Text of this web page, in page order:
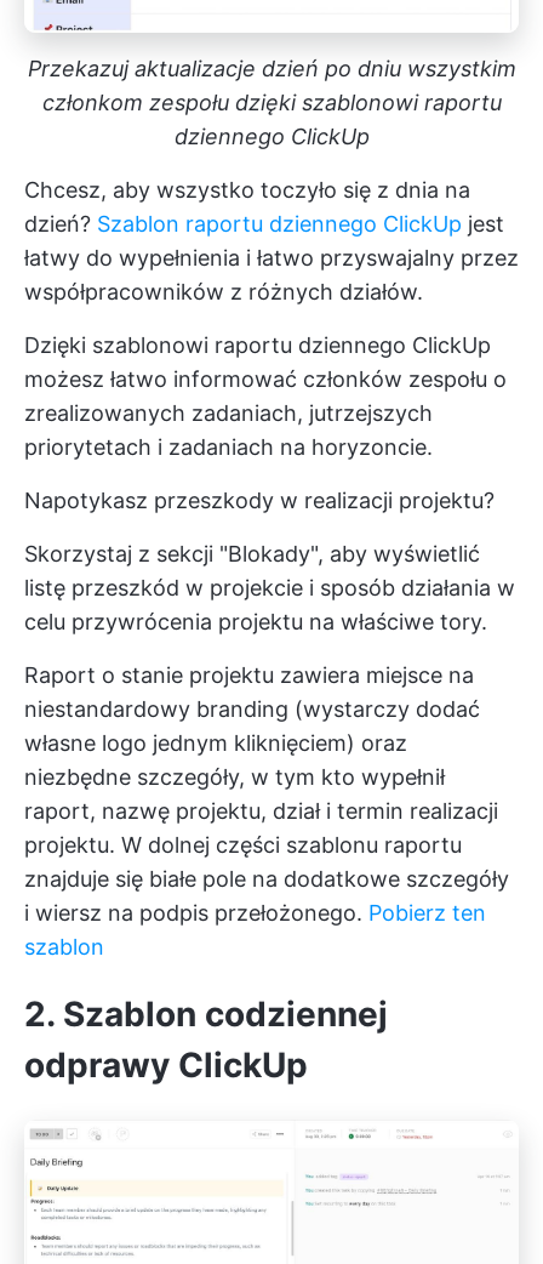
Przekazuj aktualizacje dzień po dniu wszystkim
członkom zespołu dzięki szablonowi raportu
dziennego ClickUp
Chcesz, aby wszystko toczyło się z dnia na
dzień? Szablon raportu dziennego ClickUp jest
łatwy do wypełnienia i łatwo przyswajalny przez
współpracowników z różnych działów.
Dzięki szablonowi raportu dziennego ClickUp
możesz łatwo informować członków zespołu o
zrealizowanych zadaniach, jutrzejszych
priorytetach i zadaniach na horyzoncie.
Napotykasz przeszkody w realizacji projektu?
Skorzystaj z sekcji "Blokady", aby wyświetlić
listę przeszkód w projekcie i sposób działania w
celu przywrócenia projektu na właściwe tory.
Raport o stanie projektu zawiera miejsce na
niestandardowy branding (wystarczy dodać
własne logo jednym kliknięciem) oraz
niezbędne szczegóły, w tym kto wypełnił
raport, nazwę projektu, dział i termin realizacji
projektu. W dolnej części szablonu raportu
znajduje się białe pole na dodatkowe szczegóły
i wiersz na podpis przełożonego. Pobierz ten
szablon
2. Szablon codziennej
odprawy ClickUp